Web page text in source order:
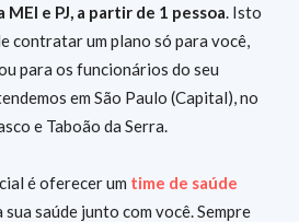
MEI e PJ, a partir de 1 pessoa. Isto
contratar um plano só para você,
para os funcionários do seu
em São Paulo (Capital), no
e Taboão da Serra.
é oferecer um time de saúde
saúde junto com você. Sempre